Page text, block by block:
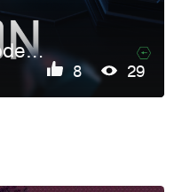
Cyber polygon: 3d modeling, lookdev, compositing
8 29